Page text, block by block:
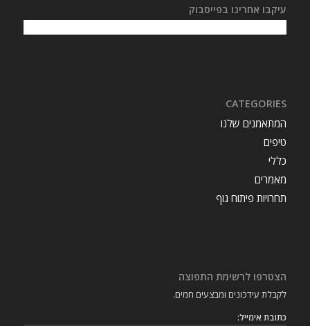
עיקבו אחרינו בפייסבוק
CATEGORIES
המתאמנים שלנו
טיפים
כללי
מאמרים
תחרויות פיתוח גוף
הצטרפו לרשימת התפוצה
לקבלת עידכונים ומבצעים חמים.
כתובת אימייל: